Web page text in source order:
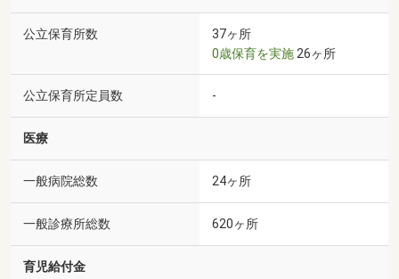
公立保育所数
37ヶ所
0歳保育を実施 26ヶ所
公立保育所定員数 -
医療
一般病院総数 24ヶ所
一般診療所総数 620ヶ所
育児給付金